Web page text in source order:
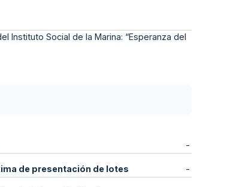
Instituto Social de la Marina: “Esperanza del
-
de presentación de lotes -